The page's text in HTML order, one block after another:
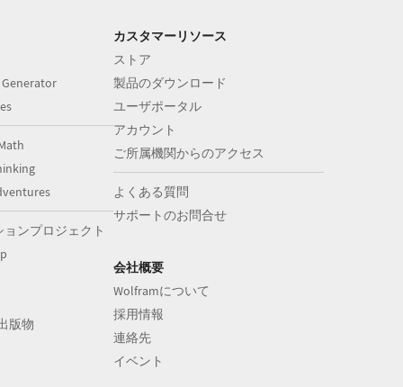
ンプロジェクト
版物
カスタマーリソース
ストア
製品のダウンロード
ユーザポータル
アカウント
ご所属機関からのアクセス
よくある質問
サポートのお問合せ
会社概要
Wolframについて
採用情報
連絡先
イベント